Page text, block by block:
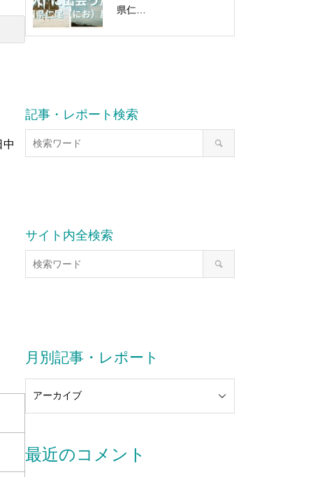
中
県仁…
記事・レポート検索
サイト内全検索
月別記事・レポート
最近のコメント